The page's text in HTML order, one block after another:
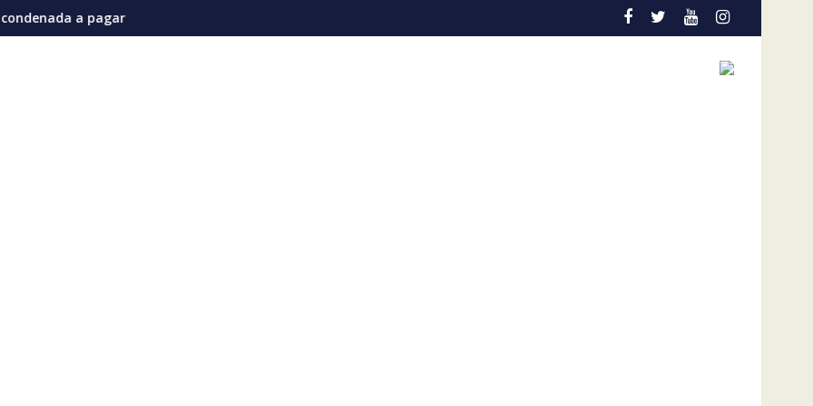
en la actual coyuntura
millones de dólares por afectaciones a la salud mental de los niños Gobierno y oposición de Venezuela instalan